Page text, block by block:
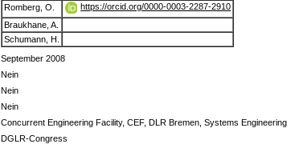
Romberg, O.
https://orcid.org/0000-0003-2287-2910
Braukhane, A.
Schumann, H.
September 2008
Nein
Nein
Nein
Concurrent Engineering Facility, CEF, DLR Bremen, Systems Engineering
DGLR-Congress